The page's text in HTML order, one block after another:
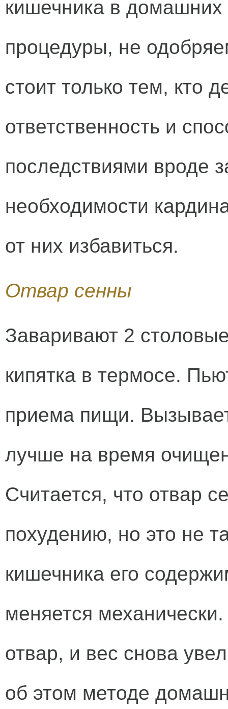
кишечника в
процедуры, не
стоит только тем, кто
ответственность и
последствиями вроде
необходимости
от них избавиться.
Отвар сенны
Заваривают 2
кипятка в термосе.
приема пищи.
лучше на время
Считается, что отвар
похудению, но это не
кишечника его
меняется
отвар, и вес снова
об этом методе